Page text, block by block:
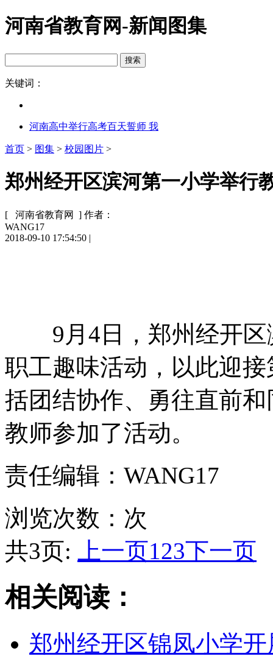
河南省教育网-新闻图集
关键词：
河南高中举行高考百天誓师 我
首页 > 图集 > 校园图片 >
郑州经开区滨河第一小学举行
[ 河南省教育网 ] 作者：
WANG17
2018-09-10 17:54:50 |
9月4日，郑州经开区
职工趣味活动，以此迎
括团结协作、勇往直前
教师参加了活动。
责任编辑：WANG17
浏览次数： 次
共3页:
上一页123下一页
相关阅读：
郑州经开区锦凤小学